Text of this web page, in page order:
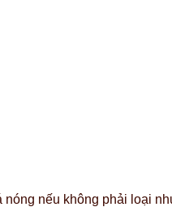
nếu không phải loại